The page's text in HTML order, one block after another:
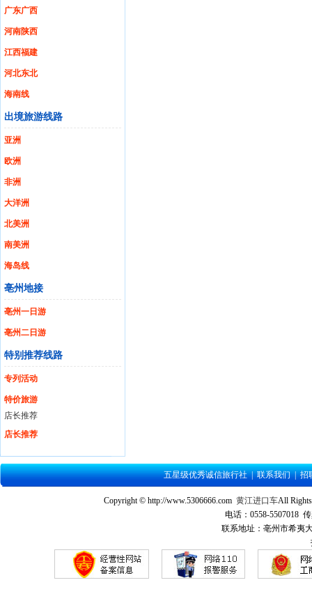
广东广西
河南陕西
江西福建
河北东北
海南线
出境旅游线路
亚洲
欧洲
非洲
大洋洲
北美洲
南美洲
海岛线
亳州地接
亳州一日游
亳州二日游
特别推荐线路
专列活动
特价旅游
店长推荐
店长推荐
五星级优秀诚信旅行社|联系我们|招
Copyright © http://www.5306666.com 黄江进口车All
电话：0558-5507018
联系地址：亳州市希夷